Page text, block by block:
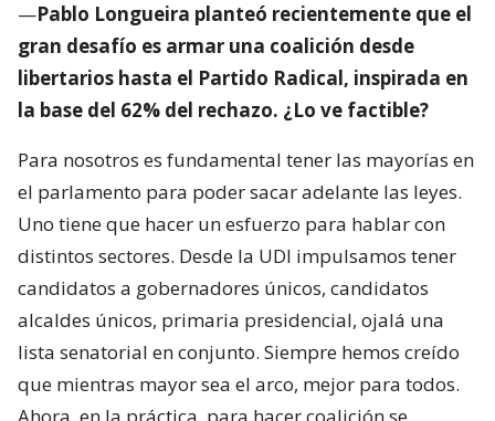
—Pablo Longueira planteó recientemente que el
gran desafío es armar una coalición desde
libertarios hasta el Partido Radical, inspirada en
la base del 62% del rechazo. ¿Lo ve factible?
Para nosotros es fundamental tener las mayorías en
el parlamento para poder sacar adelante las leyes.
Uno tiene que hacer un esfuerzo para hablar con
distintos sectores. Desde la UDI impulsamos tener
candidatos a gobernadores únicos, candidatos
alcaldes únicos, primaria presidencial, ojalá una
lista senatorial en conjunto. Siempre hemos creído
que mientras mayor sea el arco, mejor para todos.